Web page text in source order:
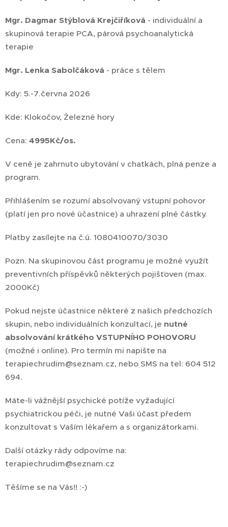
Mgr. Dagmar Stýblová Krejčiříková - individuální a
skupinová terapie PCA, párová psychoanalytická
terapie
Mgr. Lenka Sabolčáková - práce s tělem
Kdy: 5.-7.června 2026
Kde: Klokočov, Železné hory
Cena: 4995Kč/os.
V ceně je zahrnuto ubytování v chatkách, plná penze a
program.
Přihlášením se rozumí absolvovaný vstupní pohovor
(platí jen pro nové účastnice) a uhrazení plné částky.
Platby zasílejte na č.ú. 1080410070/3030
Pozn. Na skupinovou část programu je možné využít
preventivních příspěvků některých pojišťoven (max.
2000Kč)
Pokud nejste účastnice některé z našich předchozích
skupin, nebo individuálních konzultací, je nutné
absolvování krátkého VSTUPNÍHO POHOVORU
(možné i online). Pro termín mi napište na
terapiechrudim@seznam.cz, nebo SMS na tel: 604 512
694.
Máte-li vážnější psychické potíže vyžadující
psychiatrickou péči, je nutné Vaši účast předem
konzultovat s Vaším lékařem a s organizátorkami.
Další otázky rády odpovíme na:
terapiechrudim@seznam.cz
Těšíme se na Vás!! :-)